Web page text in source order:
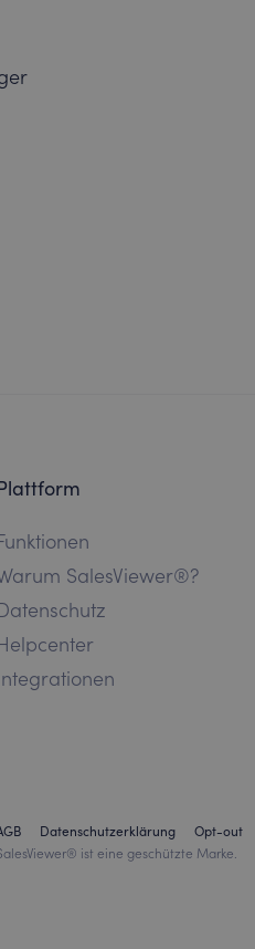
SalesViewer®?
Datenschutzerklärung Opt-out
ist eine geschützte Marke.